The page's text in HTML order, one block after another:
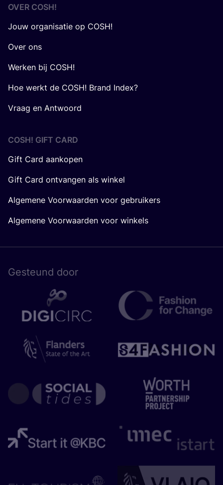
OVER COSH!
Jouw organisatie op COSH!
Over ons
Werken bij COSH!
Hoe werkt de COSH! Brand Index?
Vraag en Antwoord
COSH! GIFT CARD
Gift Card aankopen
Gift Card ontvangen als winkel
Algemene Voorwaarden voor gebruikers
Algemene Voorwaarden voor winkels
Gesteund door